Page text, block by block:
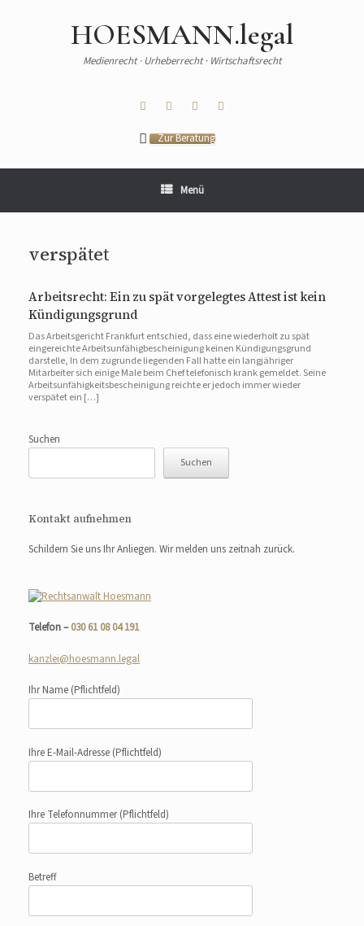
HOESMANN.legal
Medienrecht · Urheberrecht · Wirtschaftsrecht
Zur Beratung
Menü
verspätet
Arbeitsrecht: Ein zu spät vorgelegtes Attest ist kein
Kündigungsgrund
Das Arbeitsgericht Frankfurt entschied, dass eine wiederholt zu spät
eingereichte Arbeitsunfähigbescheinigung keinen Kündigungsgrund
darstelle, In dem zugrunde liegenden Fall hatte ein langjähriger
Mitarbeiter sich einige Male beim Chef telefonisch krank gemeldet. Seine
Arbeitsunfähigkeitsbescheinigung reichte er jedoch immer wieder
verspätet ein […]
Suchen
Suchen
Kontakt aufnehmen
Schildern Sie uns Ihr Anliegen. Wir melden uns zeitnah zurück.
Telefon –030 61 08 04 191
kanzlei@hoesmann.legal
Ihr Name (Pflichtfeld)
Ihre E-Mail-Adresse (Pflichtfeld)
Ihre Telefonnummer(Pflichtfeld)
Betreff